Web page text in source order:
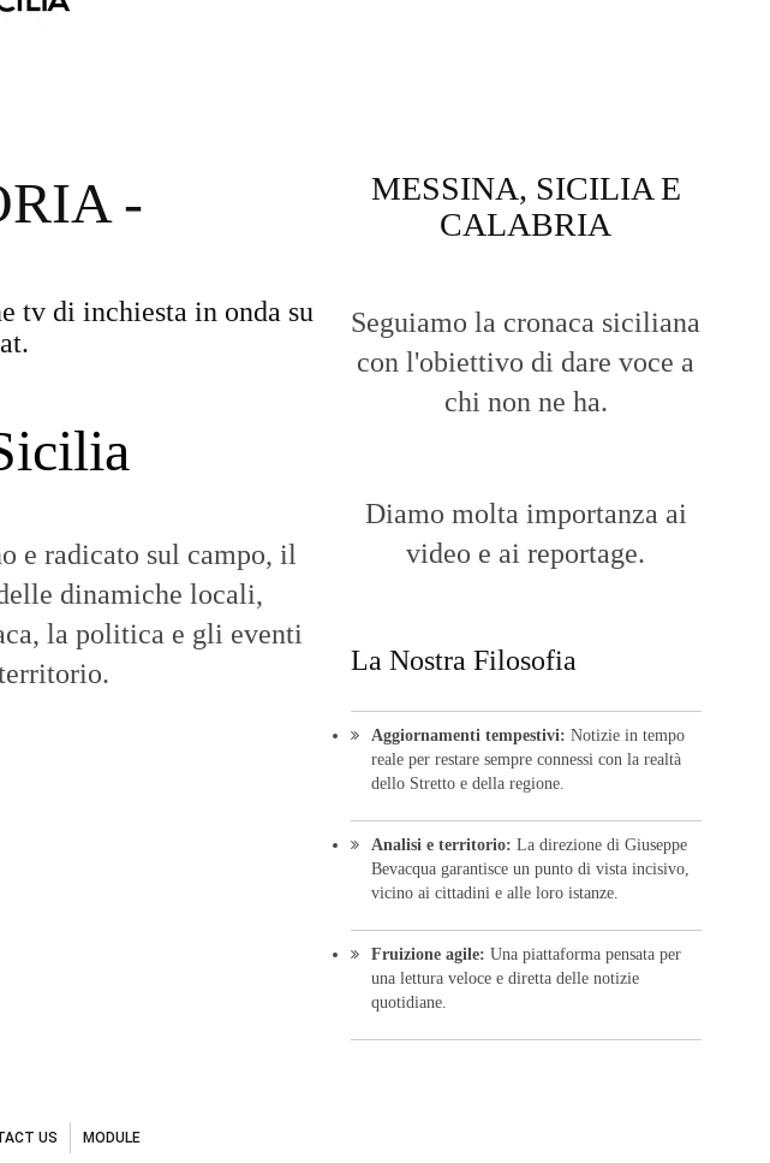
-
tv di inchiesta in onda su
e radicato sul campo, il
dinamiche locali,
la politica e gli eventi
MESSINA, SICILIA E
CALABRIA
Seguiamo la cronaca siciliana
con l'obiettivo di dare voce a
chi non ne ha.
Diamo molta importanza ai
video e ai reportage.
La Nostra Filosofia
Aggiornamenti tempestivi: Notizie in tempo
reale per restare sempre connessi con la realtà
dello Stretto e della regione.
Analisi e territorio: La direzione di Giuseppe
Bevacqua garantisce un punto di vista incisivo,
vicino ai cittadini e alle loro istanze.
Fruizione agile: Una piattaforma pensata per
una lettura veloce e diretta delle notizie
quotidiane.
US MODULE